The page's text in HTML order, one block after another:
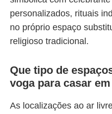
personalizados, rituais
no próprio espaço
religioso tradicional.
Que tipo de
voga para casar em
As localizações ao ar